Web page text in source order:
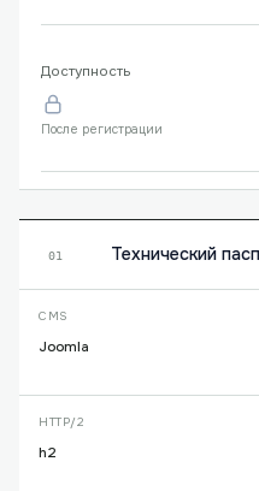
Доступность
После регистрации
01 Технический
CMS
Joomla
HTTP/2
h2